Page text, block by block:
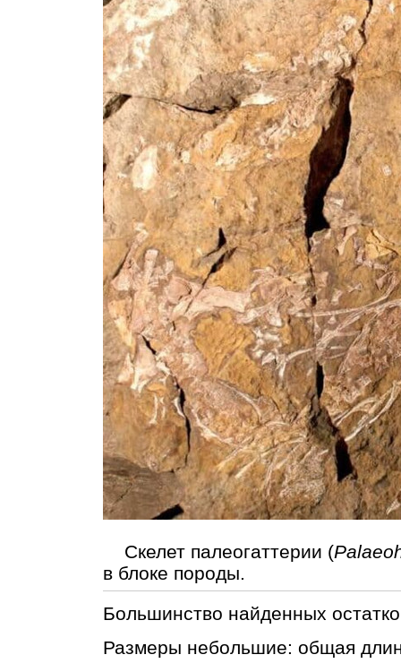
Скелет палеогаттерии (
в блоке породы.
Большинство найденных
Размеры небольшие: общая